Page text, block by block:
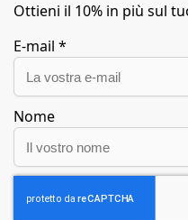
Ottieni il 10% in più sul
E-mail *
Nome